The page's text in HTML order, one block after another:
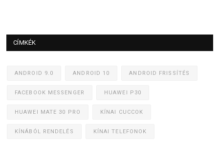
CÍMKÉK
ANDROID 9.0 ANDROID 10 ANDROID FRISSÍTÉS
FACEBOOK MESSENGER HUAWEI P30
HUAWEI MATE 30 PRO KÍNAI CUCCOK
KÍNÁBÓL RENDELÉS KÍNAI TELEFONOK